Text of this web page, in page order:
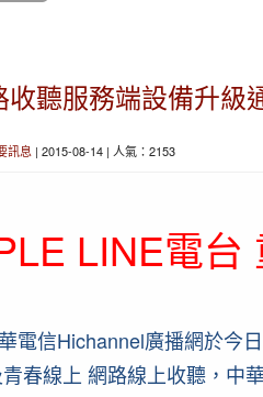
收聽服務端設備升級
訊息 | 2015-08-14 | 人氣：2153
LINE電台
電信Hichannel廣播網於今
春線上 網路線上收聽 ， 中